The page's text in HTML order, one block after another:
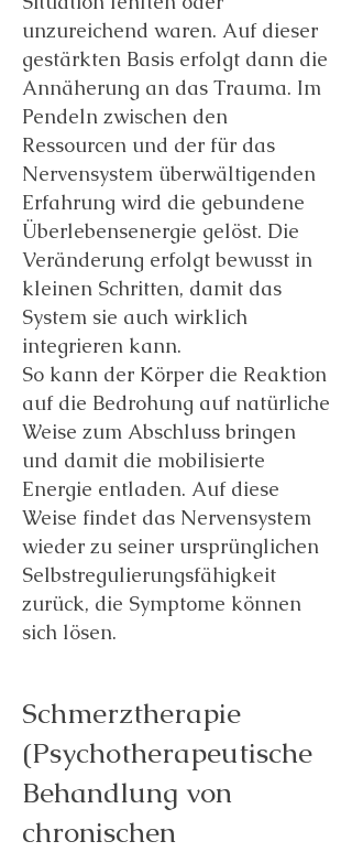
unzureichend waren. Auf dieser
gestärkten Basis erfolgt dann die
Annäherung an das Trauma. Im
Pendeln zwischen den
Ressourcen und der für das
Nervensystem überwältigenden
Erfahrung wird die gebundene
Überlebensenergie gelöst. Die
Veränderung erfolgt bewusst in
kleinen Schritten, damit das
System sie auch wirklich
integrieren kann.
So kann der Körper die Reaktion
auf die Bedrohung auf natürliche
Weise zum Abschluss bringen
und damit die mobilisierte
Energie entladen. Auf diese
Weise findet das Nervensystem
wieder zu seiner ursprünglichen
Selbstregulierungsfähigkeit
zurück, die Symptome können
sich lösen.
Schmerztherapie
(Psychotherapeutische
Behandlung von
chronischen